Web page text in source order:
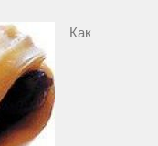
Как